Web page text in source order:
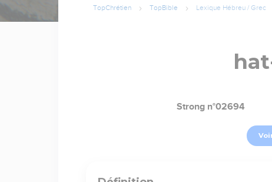
TopChrétien TopBible Lexique Hébreu / Grec
Strong n°02694